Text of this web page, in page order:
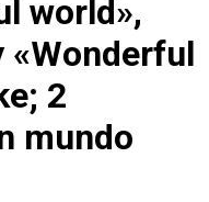
world»,
«Wonderful
2
mundo